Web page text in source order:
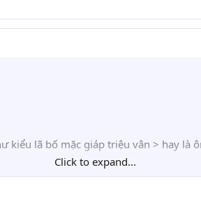
kiểu lã bố mặc giáp triệu vân > hay là
!! còn nếu muốn 1 bộ mang phong
Click to expand...